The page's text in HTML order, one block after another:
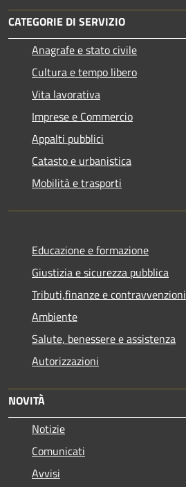
CATEGORIE DI SERVIZIO
Anagrafe e stato civile
Cultura e tempo libero
Vita lavorativa
Imprese e Commercio
Appalti pubblici
Catasto e urbanistica
Mobilità e trasporti
Educazione e formazione
Giustizia e sicurezza pubblica
Tributi,finanze e contravvenzioni
Ambiente
Salute, benessere e assistenza
Autorizzazioni
NOVITÀ
Notizie
Comunicati
Avvisi